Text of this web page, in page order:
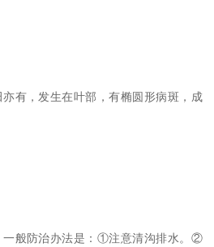
有，发生在叶部，有椭圆形病斑，成
一般防治办法是：①注意清沟排水。②